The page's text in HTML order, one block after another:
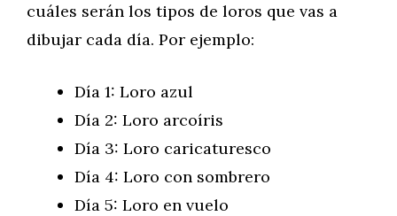
cuáles serán los tipos de loros que vas a
dibujar cada día. Por ejemplo:
Día 1: Loro azul
Día 2: Loro arcoíris
Día 3: Loro caricaturesco
Día 4: Loro con sombrero
Día 5: Loro en vuelo